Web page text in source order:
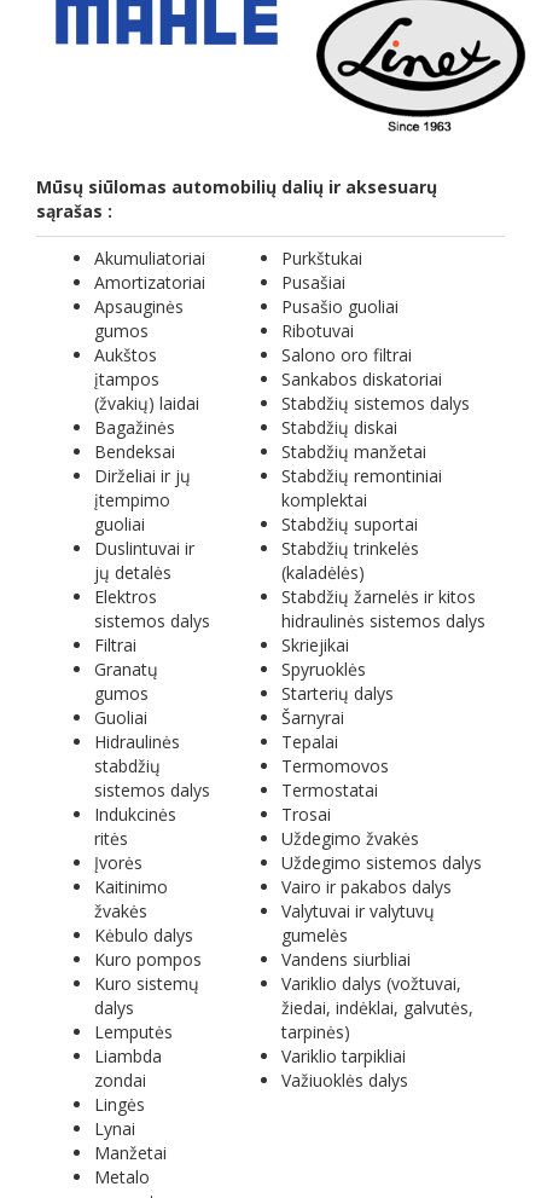
Mūsų siūlomas automobilių dalių ir aksesuarų
sąrašas :
Akumuliatoriai
Amortizatoriai
Apsauginės
gumos
Aukštos
įtampos
(žvakių) laidai
Bagažinės
Bendeksai
Dirželiai ir jų
įtempimo
guoliai
Duslintuvai ir
jų detalės
Elektros
sistemos dalys
Filtrai
Granatų
gumos
Guoliai
Hidraulinės
stabdžių
sistemos dalys
Indukcinės
ritės
Įvorės
Kaitinimo
žvakės
Kėbulo dalys
Kuro pompos
Kuro sistemų
dalys
Lemputės
Liambda
zondai
Lingės
Lynai
Manžetai
Metalo
Purkštukai
Pusašiai
Pusašio guoliai
Ribotuvai
Salono oro filtrai
Sankabos diskatoriai
Stabdžių sistemos dalys
Stabdžių diskai
Stabdžių manžetai
Stabdžių remontiniai
komplektai
Stabdžių suportai
Stabdžių trinkelės
(kaladėlės)
Stabdžių žarnelės ir kitos
hidraulinės sistemos dalys
Skriejikai
Spyruoklės
Starterių dalys
Šarnyrai
Tepalai
Termomovos
Termostatai
Trosai
Uždegimo žvakės
Uždegimo sistemos dalys
Vairo ir pakabos dalys
Valytuvai ir valytuvų
gumelės
Vandens siurbliai
Variklio dalys (vožtuvai,
žiedai, indėklai, galvutės,
tarpinės)
Variklio tarpikliai
Važiuoklės dalys